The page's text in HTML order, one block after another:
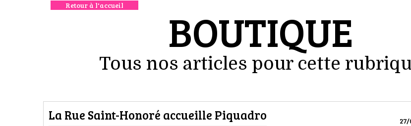
Retour à l'accueil BOUTIQUE
Tous nos articles pour cette
La Rue Saint-Honoré accueille Piquadro